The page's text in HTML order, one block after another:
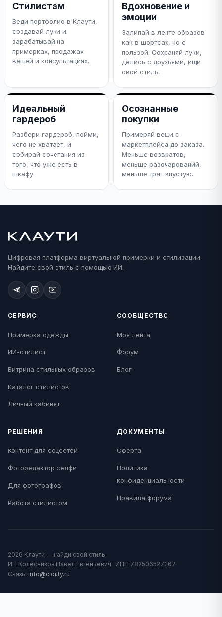
Стилистам
Веди портфолио в Клаути,
создавай луки и
зарабатывай на
примерках, продажах
вещей и консультациях.
Вдохновение и
эмоции
Залипай в ленте образов
как в шортсах, но с
пользой. Сохраняй луки,
делись с друзьями, ищи
свой стиль.
Идеальный
гардероб
Разбери гардероб, пойми,
чего не хватает, и
собирай сочетания из
того, что уже есть в
шкафу.
Осознанные
покупки
Примеряй вещи с
маркетплейса до заказа.
Меньше возвратов,
меньше разочарований,
меньше трат впустую.
Цифровая платформа виртуальной примерки и стилизации.
Найдите свой стиль с помощью ИИ.
СЕРВИС
Примерка одежды
ИИ-стилист
Витрина стильных образов
Каталог стилистов
Личный кабинет
СООБЩЕСТВО
Моя лента
Форум
Блог
РЕШЕНИЯ
Контент для соцсетей
Фоторедактор селфи
Для фотографов
Работа стилистом
ДОКУМЕНТЫ
Оферта
Политика
конфиденциальности
Правила форума
2026 Клаути — найди свой стиль.
ИП Колесников Павел Евгеньевич · ИНН 782506527067
Связь: info@clouty.ru